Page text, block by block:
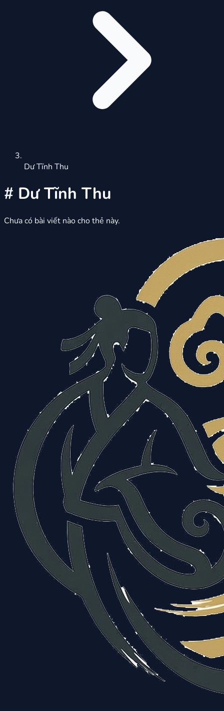
Dư Tĩnh Thu
# Dư Tĩnh Thu
Chưa có bài viết nào cho thẻ này.